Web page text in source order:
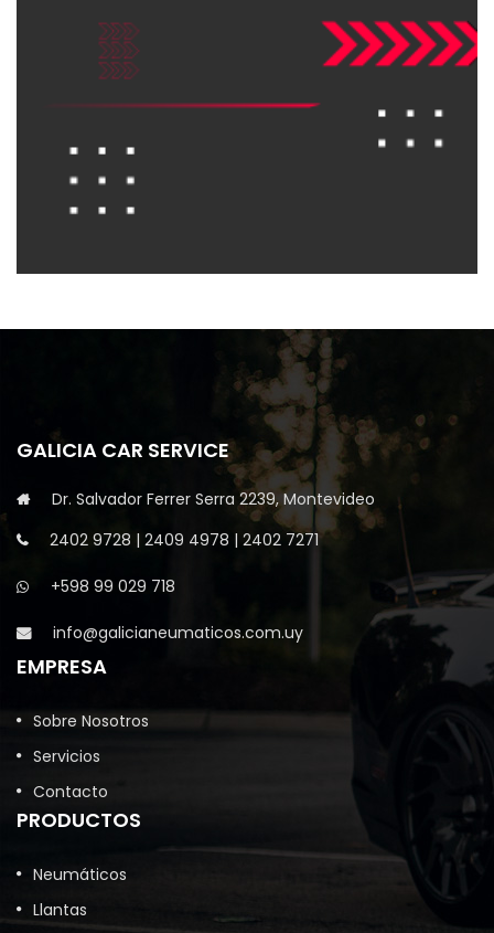
GALICIA CAR SERVICE
Dr. Salvador Ferrer Serra 2239, Montevideo
2402 9728 | 2409 4978 | 2402 7271
+598 99 029 718
info@galicianeumaticos.com.uy
EMPRESA
Sobre Nosotros
Servicios
Contacto
PRODUCTOS
Neumáticos
Llantas